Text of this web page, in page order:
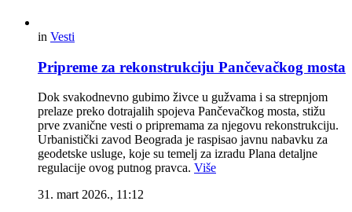
in Vesti
Pripreme za rekonstrukciju Pančevačkog mosta
Dok svakodnevno gubimo živce u gužvama i sa strepnjom
prelaze preko dotrajalih spojeva Pančevačkog mosta, stižu
prve zvanične vesti o pripremama za njegovu rekonstrukciju.
Urbanistički zavod Beograda je raspisao javnu nabavku za
geodetske usluge, koje su temelj za izradu Plana detaljne
regulacije ovog putnog pravca. Više
31. mart 2026., 11:12